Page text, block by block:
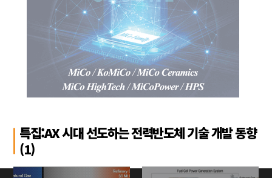
특집:AX 시대 선도하는 전력반도체 기술 개발 동향
(1)